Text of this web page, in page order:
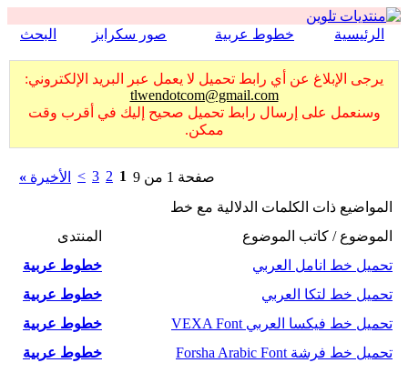
الرئيسية خطوط عربية صور سكرابز البحث
يرجى الإبلاغ عن أي رابط تحميل لا يعمل عبر البريد الإلكتروني:
tlwendotcom@gmail.com
وسنعمل على إرسال رابط تحميل صحيح إليك في أقرب وقت
ممكن.
صفحة 1 من 9 1
2
3
> الأخيرة »
المواضيع ذات الكلمات الدلالية مع خط
الموضوع / كاتب الموضوع
المنتدى
تحميل خط انامل العربي
خطوط عربية
تحميل خط لتكا العربي
خطوط عربية
تحميل خط فيكسا العربي VEXA Font
خطوط عربية
تحميل خط فرشة Forsha Arabic Font
خطوط عربية